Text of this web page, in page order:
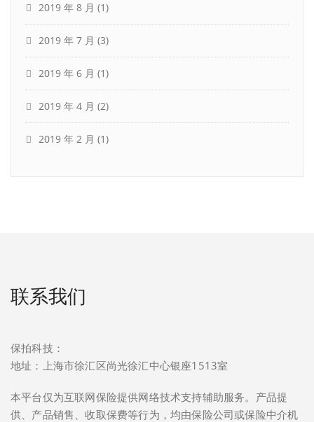
2019 年 8 月 (1)
2019 年 7 月 (3)
2019 年 6 月 (1)
2019 年 4 月 (2)
2019 年 2 月 (1)
联系我们
保拍科技：
地址：上海市徐汇区尚光徐汇中心银座1513室
本平台仅为互联网保险提供网络技术支持辅助服务。产品提
供、产品销售、收取保费等行为，均由保险公司或保险中介机